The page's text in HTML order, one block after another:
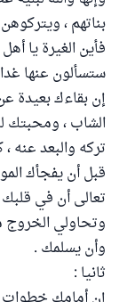
بناتهم ،
فأين الغيرة يا
ستسألون عنها
إن بقاءك بعيدة
الشاب ، ومحبتك
تركه والبعد عنه
قبل أن يفجأك
تعالى أن في
وتحاولي الخروج
وأن يسلمك .
ثانيا :